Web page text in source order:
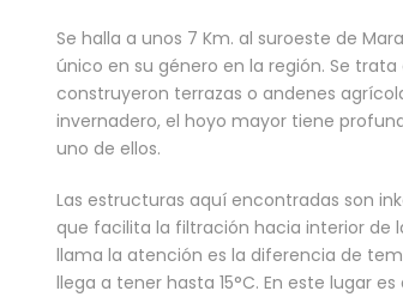
Se halla a unos 7 Km. al suroeste de
único en su género en la región. Se
construyeron terrazas o andenes
invernadero, el hoyo mayor tiene
uno de ellos.
Las estructuras aquí encontradas son
que facilita la filtración hacia interior de
llama la atención es la diferencia de
llega a tener hasta 15°C. En este lugar